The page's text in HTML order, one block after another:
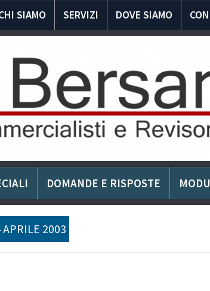
SIAMO SERVIZI DOVE SIAMO
DOMANDE E RISPOSTE
APRILE 2003